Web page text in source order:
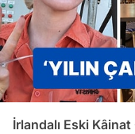
İrlandalı Eski